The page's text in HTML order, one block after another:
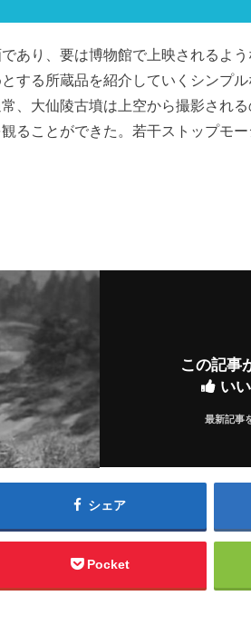
あり、要は博物館で上映されるよ
する所蔵品を紹介していくシンプ
、大仙陵古墳は上空から撮影され
ることができた。若干ストップモ
この記事
い
最新記事
シェア
Pocket